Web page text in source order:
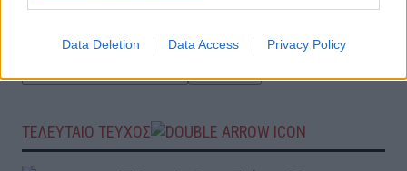
Data Deletion Data Access Privacy Policy
ΤΕΛΕΥΤΑΙΟ ΤΕΥΧΟΣ